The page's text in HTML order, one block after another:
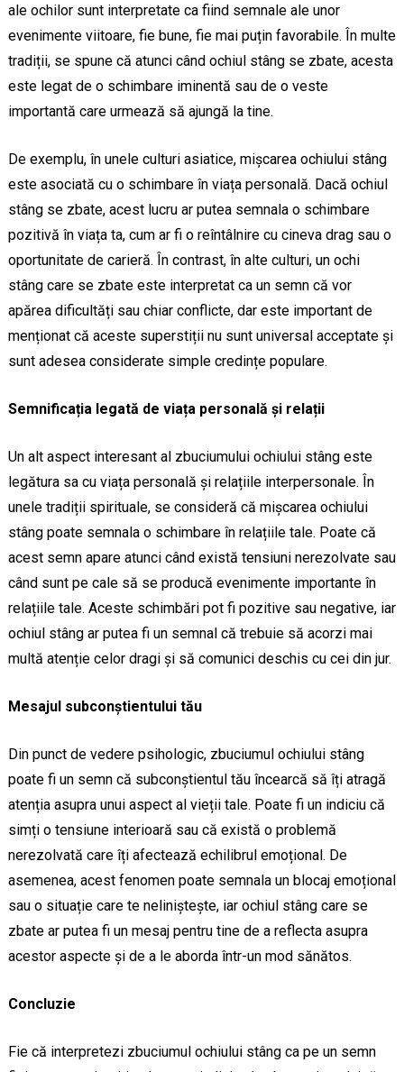
ale ochilor sunt interpretate ca fiind semnale ale unor
evenimente viitoare, fie bune, fie mai puțin favorabile. În multe
tradiții, se spune că atunci când ochiul stâng se zbate, acesta
este legat de o schimbare iminentă sau de o veste
importantă care urmează să ajungă la tine.
De exemplu, în unele culturi asiatice, mișcarea ochiului stâng
este asociată cu o schimbare în viața personală. Dacă ochiul
stâng se zbate, acest lucru ar putea semnala o schimbare
pozitivă în viața ta, cum ar fi o reîntâlnire cu cineva drag sau o
oportunitate de carieră. În contrast, în alte culturi, un ochi
stâng care se zbate este interpretat ca un semn că vor
apărea dificultăți sau chiar conflicte, dar este important de
menționat că aceste superstiții nu sunt universal acceptate și
sunt adesea considerate simple credințe populare.
Semnificația legată de viața personală și relații
Un alt aspect interesant al zbuciumului ochiului stâng este
legătura sa cu viața personală și relațiile interpersonale. În
unele tradiții spirituale, se consideră că mișcarea ochiului
stâng poate semnala o schimbare în relațiile tale. Poate că
acest semn apare atunci când există tensiuni nerezolvate sau
când sunt pe cale să se producă evenimente importante în
relațiile tale. Aceste schimbări pot fi pozitive sau negative, iar
ochiul stâng ar putea fi un semnal că trebuie să acorzi mai
multă atenție celor dragi și să comunici deschis cu cei din jur.
Mesajul subconștientului tău
Din punct de vedere psihologic, zbuciumul ochiului stâng
poate fi un semn că subconștientul tău încearcă să îți atragă
atenția asupra unui aspect al vieții tale. Poate fi un indiciu că
simți o tensiune interioară sau că există o problemă
nerezolvată care îți afectează echilibrul emoțional. De
asemenea, acest fenomen poate semnala un blocaj emoțional
sau o situație care te neliniștește, iar ochiul stâng care se
zbate ar putea fi un mesaj pentru tine de a reflecta asupra
acestor aspecte și de a le aborda într-un mod sănătos.
Concluzie
Fie că interpretezi zbuciumul ochiului stâng ca pe un semn